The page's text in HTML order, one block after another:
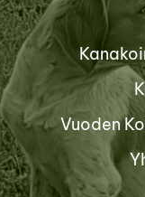
Vuoden